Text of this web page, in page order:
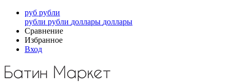
руб рубли
рубли рубли доллары доллары
Сравнение
Избранное
Вход